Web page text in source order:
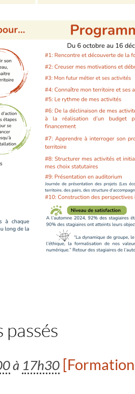
passés
à 17h30